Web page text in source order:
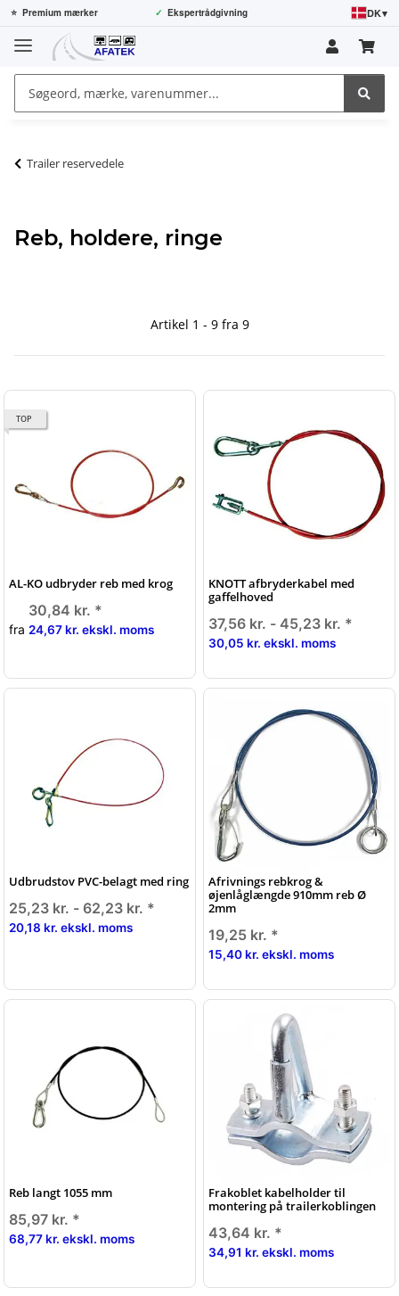
⭐ Premium mærker ✓ Ekspertrådgivning DK▾
Trailer reservedele
Reb, holdere, ringe
Artikel 1 - 9 fra 9
TOP
AL-KO udbryder reb med krog
fra
30,84 kr. *
24,67 kr. ekskl. moms
KNOTT afbryderkabel med
gaffelhoved
37,56 kr. - 45,23 kr. *
30,05 kr. ekskl. moms
Udbrudstov PVC-belagt med ring
25,23 kr. - 62,23 kr. *
20,18 kr. ekskl. moms
Afrivnings rebkrog &
øjenlåglængde 910mm reb Ø
2mm
19,25 kr. *
15,40 kr. ekskl. moms
Reb langt 1055 mm
85,97 kr. *
68,77 kr. ekskl. moms
Frakoblet kabelholder til
montering på trailerkoblingen
43,64 kr. *
34,91 kr. ekskl. moms